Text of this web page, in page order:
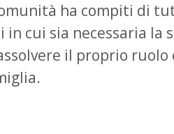
ha compiti di
cui sia necessaria la
il proprio ruolo